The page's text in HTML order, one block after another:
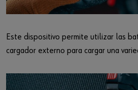
Este dispositivo permite utilizar las
cargador externo para cargar una